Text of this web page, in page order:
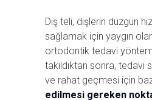
Diş teli, dişlerin düzgün
sağlamak için yaygın
ortodontik tedavi
takıldıktan sonra, tedavi
ve rahat geçmesi için
edilmesi gereken